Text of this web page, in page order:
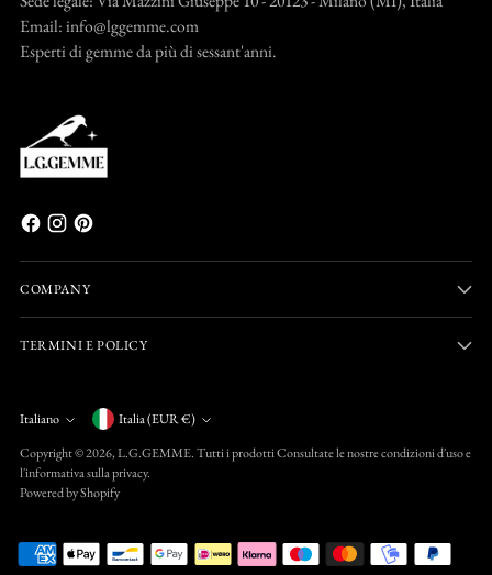
Email: info@lggemme.com
Esperti di gemme da più di sessant'anni.
COMPANY
TERMINI E POLICY
Lingua
Italiano Valuta
Italia (EUR €)
Copyright © 2026,L.G.GEMME. Tutti i prodotti Consultate le nostre condizioni d'uso e
l'informativa sulla privacy.
Powered by Shopify